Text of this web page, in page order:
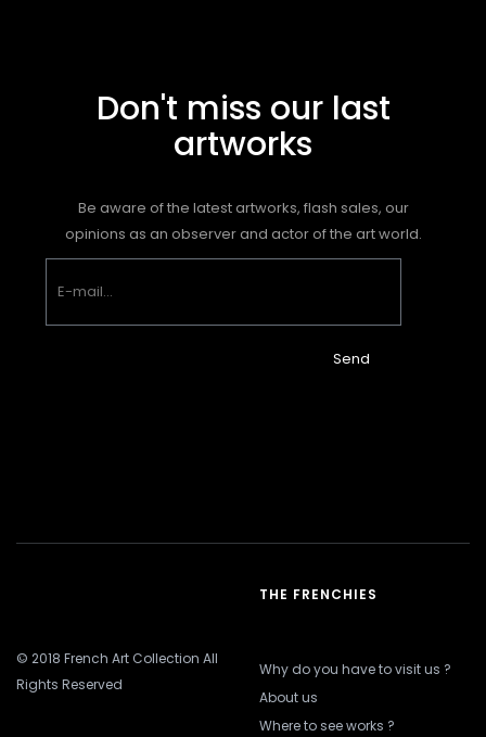
Don't miss our last
artworks
Be aware of the latest artworks, flash sales, our
opinions as an observer and actor of the art world.
Send
© 2018 French Art Collection All
Rights Reserved
THE FRENCHIES
Why do you have to visit us ?
About us
Where to see works ?